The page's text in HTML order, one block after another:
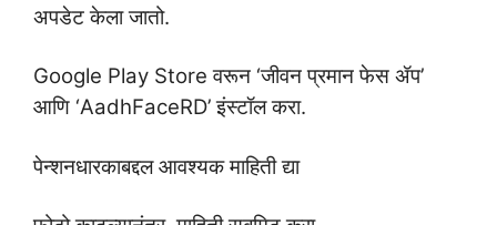
अपडेट केला जातो.
Google Play Store वरून ‘जीवन प्रमान फेस ॲप’
आणि ‘AadhFaceRD’ इंस्टॉल करा.
पेन्शनधारकाबद्दल आवश्यक माहिती द्या